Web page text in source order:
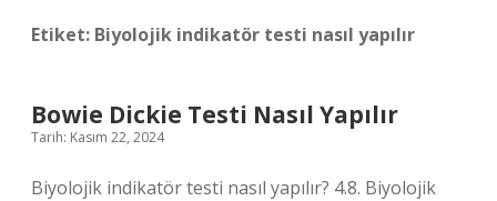
Etiket: Biyolojik indikatör testi nasıl yapılır
Bowie Dickie Testi Nasıl Yapılır
Tarih: Kasım 22, 2024
Biyolojik indikatör testi nasıl yapılır? 4.8. Biyolojik